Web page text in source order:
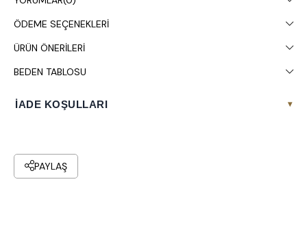
Stüdyo çekimlerinde renkler ışık farklılığından dolayı değişiklik
gösterebilir.
Kuru temizleme yapılması tavsiye edilir.
ÖDEME SEÇENEKLERI
ÜRÜN ÖNERILERI
BEDEN TABLOSU
İADE KOŞULLARI ▾
PAYLAŞ